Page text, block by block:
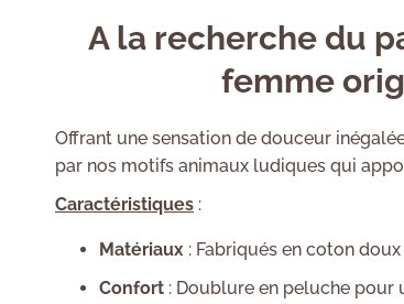
A la recherche du
femme
Offrant une sensation de douceur
par nos motifs animaux ludiques qui
Caractéristiques :
Matériaux : Fabriqués en coton
Confort : Doublure en peluche pour